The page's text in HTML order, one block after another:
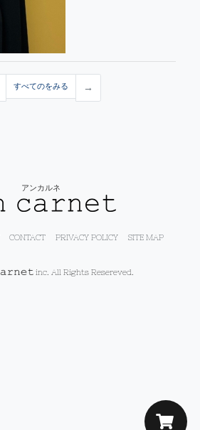
すべてのをみる →
アンカルネ
CONTACT PRIVACY POLICY SITE MAP
inc. All Rights Resereved.